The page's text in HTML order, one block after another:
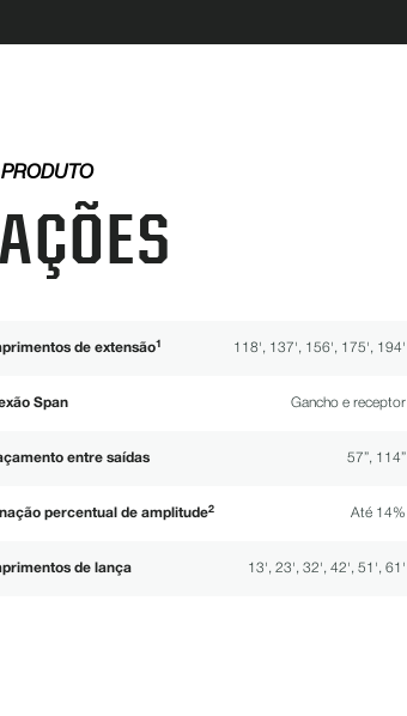
de extensão1 118', 137', 156', 175', 194'
Span Gancho e receptor
entre saídas 57”, 114”
percentual de amplitude2 Até 14%
de lança 13', 23', 32', 42', 51', 61'